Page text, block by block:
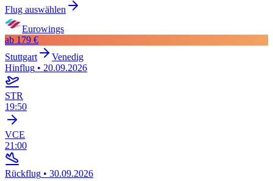
Flug auswählen
Eurowings
ab 179 €
Stuttgart
Venedig
Hinflug • 20.09.2026
STR
19:50
VCE
21:00
Rückflug • 30.09.2026